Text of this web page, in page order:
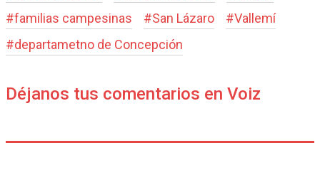
#familias campesinas #San Lázaro #Vallemí
#departametno de Concepción
Déjanos tus comentarios en Voiz